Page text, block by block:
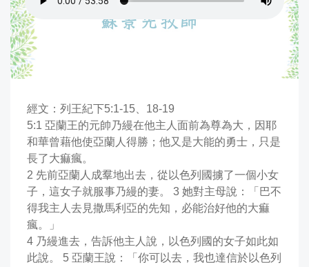
經文： 列王紀下5:1-15、18-19
5:1 亞蘭王的元帥乃縵在他主人面前為尊為大，因耶
和華曾藉他使亞蘭人得勝；他又是大能的勇士，只是
長了大痲瘋。
2 先前亞蘭人成羣地出去，從以色列國擄了一個小女
子，這女子就服事乃縵的妻。 3 她對主母說：「巴不
得我主人去見撒馬利亞的先知，必能治好他的大痲
瘋。」
4 乃縵進去，告訴他主人說，以色列國的女子如此如
此說。 5 亞蘭王說：「你可以去，我也達信於以色列